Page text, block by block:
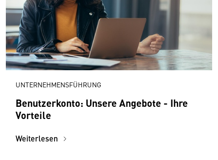
UNTERNEHMENSFÜHRUNG
Benutzerkonto: Unsere Angebote - Ihre
Vorteile
Weiterlesen